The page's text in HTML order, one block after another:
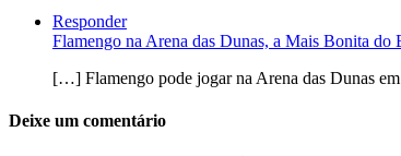
Responder
Flamengo na Arena das Dunas, a Mais Bonita
[…] Flamengo pode jogar na Arena das Dunas
Deixe um comentário